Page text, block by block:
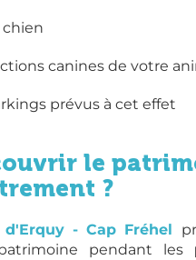
chien
canines de votre
prévus à cet effet
le
?
- Cap Fréhel
pendant les